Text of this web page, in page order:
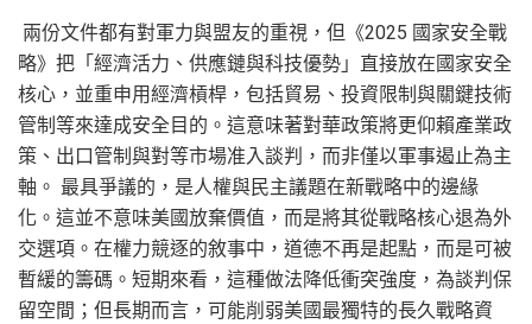
兩份文件都有對軍力與盟友的重視，但《2025 國家安全戰
略》把「經濟活力、供應鏈與科技優勢」直接放在國家安全
核心，並重申用經濟槓桿，包括貿易、投資限制與關鍵技術
管制等來達成安全目的。這意味著對華政策將更仰賴產業政
策、出口管制與對等市場准入談判，而非僅以軍事遏止為主
軸。 最具爭議的，是人權與民主議題在新戰略中的邊緣
化。這並不意味美國放棄價值，而是將其從戰略核心退為外
交選項。在權力競逐的敘事中，道德不再是起點，而是可被
暫緩的籌碼。短期來看，這種做法降低衝突強度，為談判保
留空間；但長期而言，可能削弱美國最獨特的長久戰略資